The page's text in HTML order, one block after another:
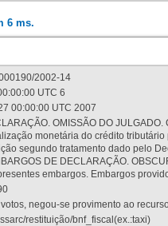
6 ms.
2002-14
UTC 6
00:00:00 UTC 2007
OMISSÃO DO
monetária do crédito
segundo tratamento dado pelo
DE DECLARAÇÃO.
embargos. Embargos
negou-se provimento ao
restituição/bnf_fiscal(ex.:taxi)